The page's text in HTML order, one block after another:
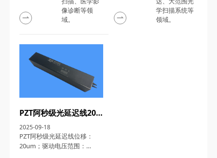
像诊断‌等领
域。
学扫描系统等
领域。
PZT阿秒级光延迟线20um 150v 59k
2025-09-18
PZT阿秒级光延迟线位移：
20um；驱动电压范围​：